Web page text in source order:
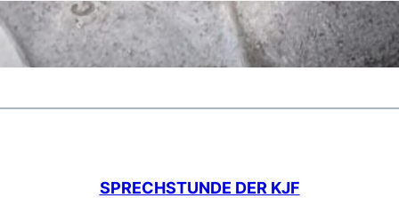
SPRECHSTUNDE DER KJF